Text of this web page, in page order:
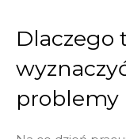
Dlaczego
problemy